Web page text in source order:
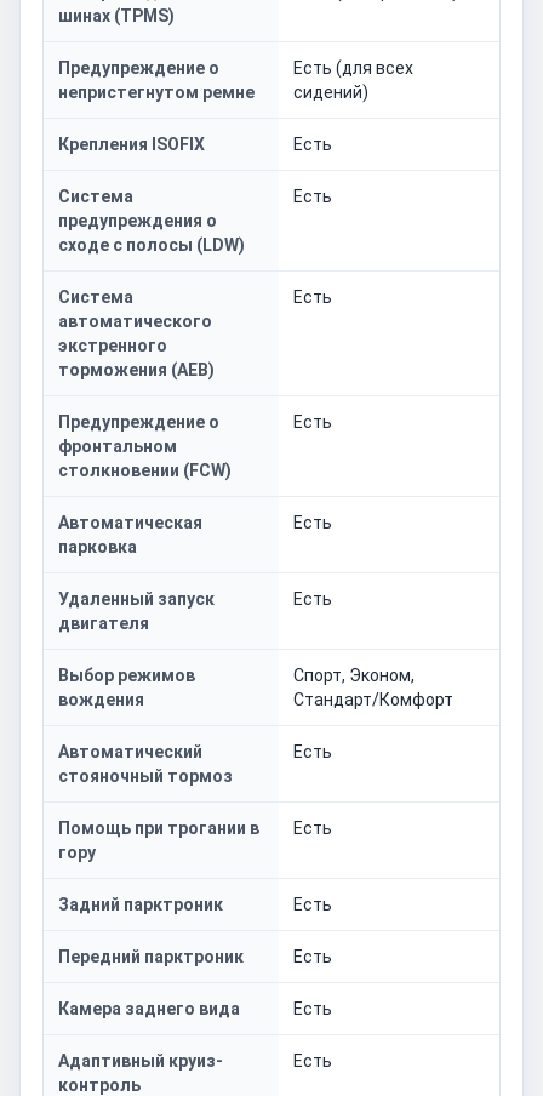
шинах (TPMS)
Предупреждение о
непристегнутом ремне
Есть (для всех
сидений)
Крепления ISOFIX Есть
Система
предупреждения о
сходе с полосы (LDW)
Есть
Система
автоматического
экстренного
торможения (AEB)
Есть
Предупреждение о
фронтальном
столкновении (FCW)
Есть
Автоматическая
парковка
Есть
Удаленный запуск
двигателя
Есть
Выбор режимов
вождения
Спорт, Эконом,
Стандарт/Комфорт
Автоматический
стояночный тормоз
Есть
Помощь при трогании в
гору
Есть
Задний парктроник Есть
Передний парктроник Есть
Камера заднего вида Есть
Адаптивный круиз-
контроль
Есть